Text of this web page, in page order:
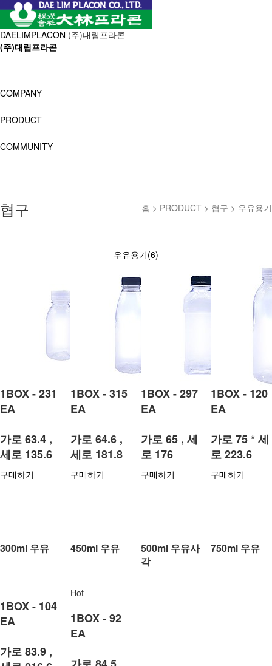
DAELIMPLACON (주)대림프라콘
(주)대림프라콘
COMPANY
PRODUCT
COMMUNITY
홈 > PRODUCT > 협구 > 우유용기
협구
우유용기(6)
1BOX - 231
EA
가로 63.4 ,
세로 135.6
구매하기
300ml 우유
1BOX - 315
EA
가로 64.6 ,
세로 181.8
구매하기
450ml 우유
1BOX - 297
EA
가로 65 , 세
로 176
구매하기
500ml 우유사
각
1BOX - 120
EA
가로 75 * 세
로 223.6
구매하기
750ml 우유
1BOX - 104
EA
가로 83.9 ,
Hot
1BOX - 92
EA